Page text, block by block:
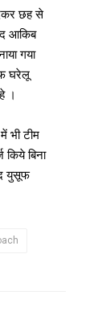
छह से
आकिब
गया
घरेलू
।
भी टीम
बिना
युसूफ